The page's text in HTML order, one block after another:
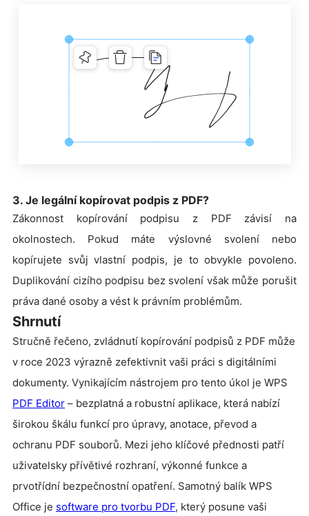
3. Je legální kopírovat podpis z PDF?
Zákonnost kopírování podpisu z PDF závisí na
okolnostech. Pokud máte výslovné svolení nebo
kopírujete svůj vlastní podpis, je to obvykle povoleno.
Duplikování cizího podpisu bez svolení však může porušit
práva dané osoby a vést k právním problémům.
Shrnutí
Stručně řečeno, zvládnutí kopírování podpisů z PDF může
v roce 2023 výrazně zefektivnit vaši práci s digitálními
dokumenty. Vynikajícím nástrojem pro tento úkol je WPS
PDF Editor – bezplatná a robustní aplikace, která nabízí
širokou škálu funkcí pro úpravy, anotace, převod a
ochranu PDF souborů. Mezi jeho klíčové přednosti patří
uživatelsky přívětivé rozhraní, výkonné funkce a
prvotřídní bezpečnostní opatření. Samotný balík WPS
Office je software pro tvorbu PDF, který posune vaši